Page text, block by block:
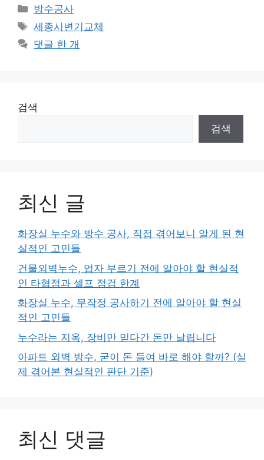
카
테
리
방수공사
태
그
세종시변기교체
댓글 한 개
검색
검색
최신 글
화장실 누수와 방수 공사, 직접 겪어보니 알게 된 현
실적인 고민들
건물외벽누수, 업자 부르기 전에 알아야 할 현실적
인 타협점과 셀프 점검 한계
화장실 누수, 무작정 공사하기 전에 알아야 할 현실
적인 고민들
누수라는 지옥, 장비만 믿다간 돈만 날립니다
아파트 외벽 방수, 굳이 돈 들여 바로 해야 할까? (실
제 겪어본 현실적인 판단 기준)
최신 댓글